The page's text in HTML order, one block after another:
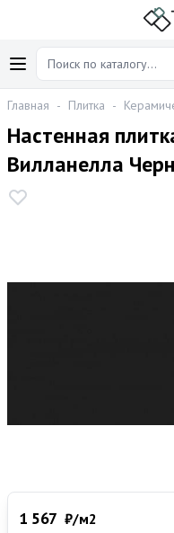
Главная - Плитка -
Настенная
Вилланелла
1 567 ₽/м2